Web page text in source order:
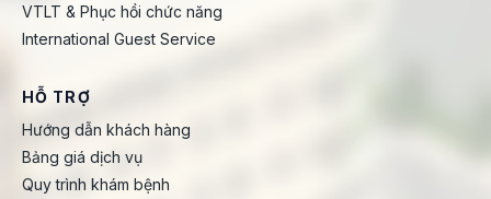
VTLT & Phục hồi chức năng
International Guest Service
HỖ TRỢ
Hướng dẫn khách hàng
Bảng giá dịch vụ
Quy trình khám bệnh